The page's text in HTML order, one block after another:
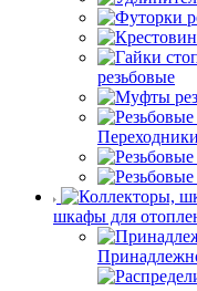
резьбовые
Переходники
шкафы для